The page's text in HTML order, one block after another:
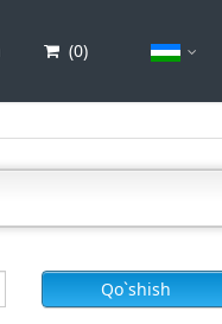
(0)
Qo`shish